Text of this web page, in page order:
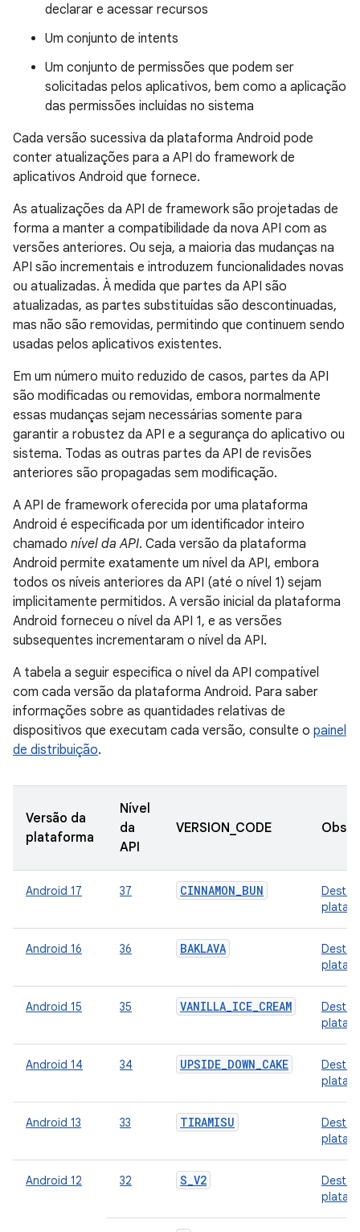
declarar e acessar recursos
Um conjunto de intents
Um conjunto de permissões que podem ser
solicitadas pelos aplicativos, bem como a aplicação
das permissões incluídas no sistema
Cada versão sucessiva da plataforma Android pode
conter atualizações para a API do framework de
aplicativos Android que fornece.
As atualizações da API de framework são projetadas de
forma a manter a compatibilidade da nova API com as
versões anteriores. Ou seja, a maioria das mudanças na
API são incrementais e introduzem funcionalidades novas
ou atualizadas. À medida que partes da API são
atualizadas, as partes substituídas são descontinuadas,
mas não são removidas, permitindo que continuem sendo
usadas pelos aplicativos existentes.
Em um número muito reduzido de casos, partes da API
são modificadas ou removidas, embora normalmente
essas mudanças sejam necessárias somente para
garantir a robustez da API e a segurança do aplicativo ou
sistema. Todas as outras partes da API de revisões
anteriores são propagadas sem modificação.
A API de framework oferecida por uma plataforma
Android é especificada por um identificador inteiro
chamado nível da API. Cada versão da plataforma
Android permite exatamente um nível da API, embora
todos os níveis anteriores da API (até o nível 1) sejam
implicitamente permitidos. A versão inicial da plataforma
Android forneceu o nível da API 1, e as versões
subsequentes incrementaram o nível da API.
A tabela a seguir especifica o nível da API compatível
com cada versão da plataforma Android. Para saber
informações sobre as quantidades relativas de
dispositivos que executam cada versão, consulte o painel
de distribuição.
Versão da
plataforma
Nível
da
API
VERSION_CODE
Android 17 37 CINNAMON_BUN
Android 16 36 BAKLAVA
Android 15 35 VANILLA_ICE_CREAM
Android 14 34 UPSIDE_DOWN_CAKE
Android 13 33 TIRAMISU
Android 12 32 S_V2